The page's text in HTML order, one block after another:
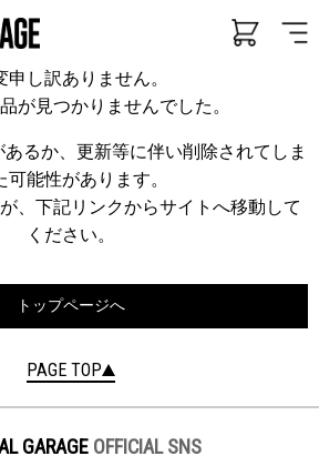
申し訳ありません。
が見つかりませんでした。
あるか、更新等に伴い削除されてしま
可能性があります。
、下記リンクからサイトへ移動して
ください。
トップページへ
PAGE TOP
GARAGE OFFICIAL SNS